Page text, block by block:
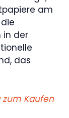
am
in der
das
Kaufen